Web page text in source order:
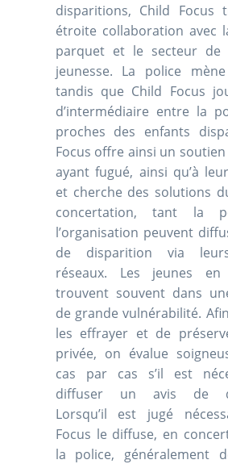
disparitions, Child Focus
étroite collaboration avec
parquet et le secteur de
jeunesse. La police mène
tandis que Child Focus
d’intermédiaire entre la
proches des enfants
Focus offre ainsi un
ayant fugué, ainsi qu’à
et cherche des solutions
concertation, tant la
l’organisation peuvent
de disparition via
réseaux. Les jeunes
trouvent souvent dans
de grande vulnérabilité.
les effrayer et de
privée, on évalue
cas par cas s’il est
diffuser un avis de
Lorsqu’il est jugé
Focus le diffuse, en
la police, généralement